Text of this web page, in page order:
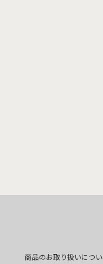
商品のお取り扱いにつ